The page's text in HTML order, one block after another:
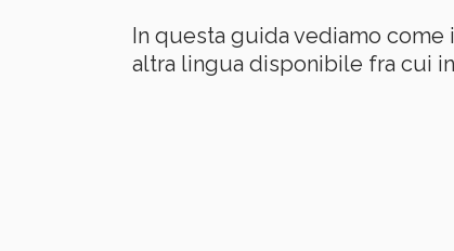
In questa guida vediamo come
altra lingua disponibile fra cui